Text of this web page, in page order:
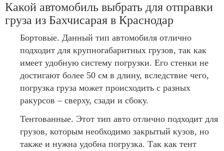
Какой автомобиль выбрать для отправки
груза из Бахчисарая в Краснодар
Бортовые. Данный тип автомобиля отлично
подходит для крупногабаритных грузов, так как
имеет удобную систему погрузки. Его стенки не
достигают более 50 см в длину, вследствие чего,
погрузка груза может происходить с разных
ракурсов – сверху, сзади и сбоку.
Тентованные. Этот тип авто отлично подходит для
грузов, которым необходимо закрытый кузов, но
также и нужна удобна погрузка. Так как тент